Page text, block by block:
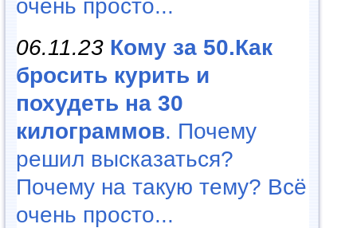
очень просто...
06.11.23 Кому за 50.Как
бросить курить и
похудеть на 30
килограммов. Почему
решил высказаться?
Почему на такую тему? Всё
очень просто...